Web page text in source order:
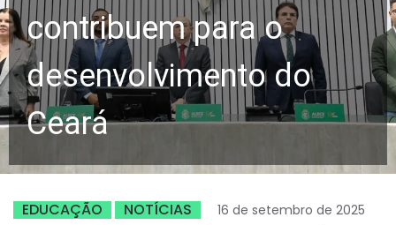
contribuem para o
desenvolvimento do
Ceará
EDUCAÇÃO NOTÍCIAS 16 de setembro de 2025